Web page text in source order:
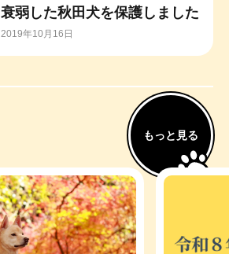
衰弱した秋田犬を保護しました
2019年10月16日
もっと見る